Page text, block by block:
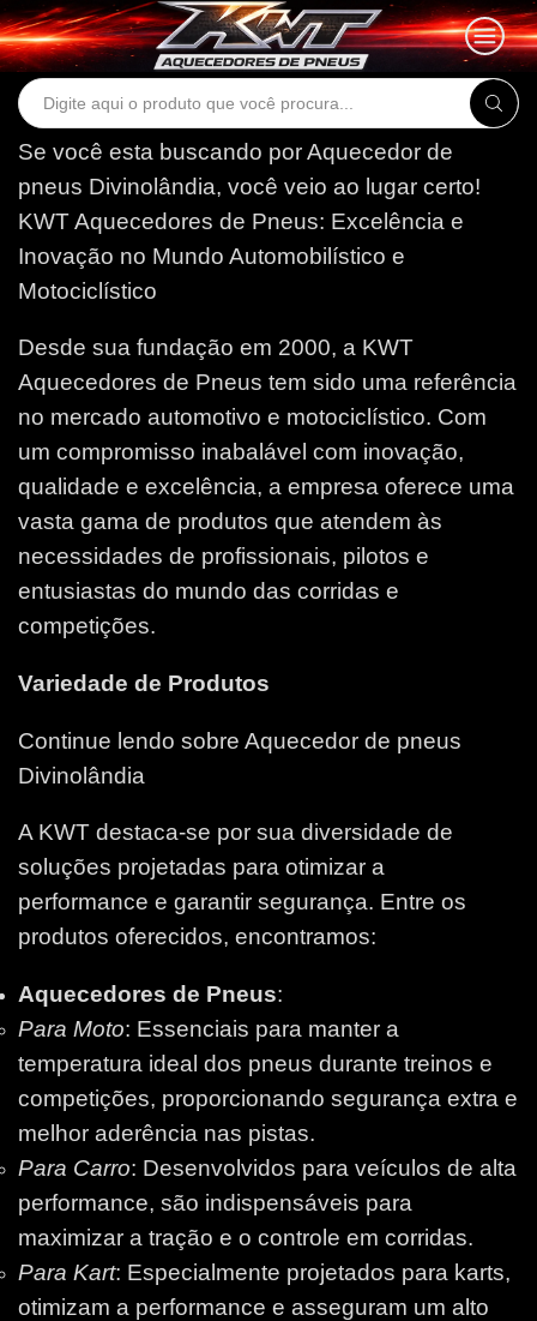
Search
Se você esta buscando por Aquecedor de
pneus Divinolândia, você veio ao lugar certo!
KWT Aquecedores de Pneus: Excelência e
Inovação no Mundo Automobilístico e
Motociclístico
Desde sua fundação em 2000, a KWT
Aquecedores de Pneus tem sido uma referência
no mercado automotivo e motociclístico. Com
um compromisso inabalável com inovação,
qualidade e excelência, a empresa oferece uma
vasta gama de produtos que atendem às
necessidades de profissionais, pilotos e
entusiastas do mundo das corridas e
competições.
Variedade de Produtos
Continue lendo sobre Aquecedor de pneus
Divinolândia
A KWT destaca-se por sua diversidade de
soluções projetadas para otimizar a
performance e garantir segurança. Entre os
produtos oferecidos, encontramos:
Aquecedores de Pneus:
Para Moto: Essenciais para manter a
temperatura ideal dos pneus durante treinos e
competições, proporcionando segurança extra e
melhor aderência nas pistas.
Para Carro: Desenvolvidos para veículos de alta
performance, são indispensáveis para
maximizar a tração e o controle em corridas.
Para Kart: Especialmente projetados para karts,
otimizam a performance e asseguram um alto